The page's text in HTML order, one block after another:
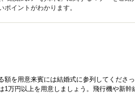
イントがわかります。
額を用意来賓には結婚式に参列してくださ
1万円以上を用意しましょう。飛行機や新幹